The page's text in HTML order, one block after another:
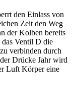
den Einlass von
Zeit den Weg
der Kolben bereits
Ventil D die
verbinden durch
Drücke Jahr wird
Luft Körper eine